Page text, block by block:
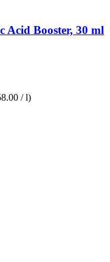
Acid Booster, 30 ml
/ l)